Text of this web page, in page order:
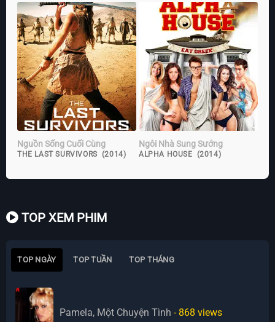
Nguồn Sống Cuối Cùng
THE LAST SURVIVORS (2014)
Ngôi Nhà Sung Sướng
ALPHA HOUSE (2014)
TOP XEM PHIM
TOP NGÀY TOP TUẦN TOP THÁNG
Pamela, Một Chuyện Tình - 868 views